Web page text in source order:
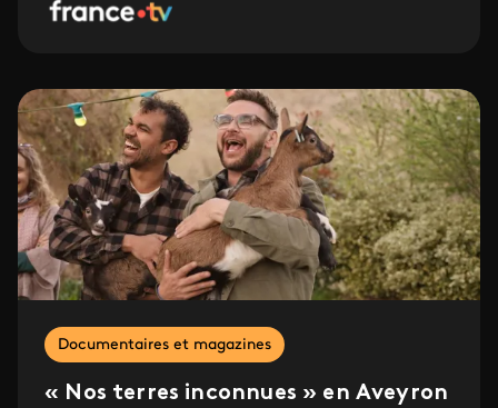
Documentaires et magazines
« Nos terres inconnues » en Aveyron